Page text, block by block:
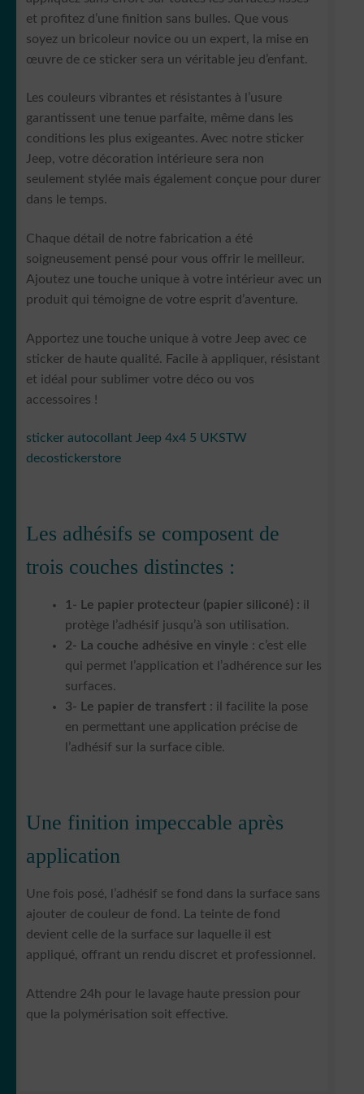
et profitez d’une finition sans bulles. Que vous
soyez un bricoleur novice ou un expert, la mise en
œuvre de ce sticker sera un véritable jeu d’enfant.
Les couleurs vibrantes et résistantes à l’usure
garantissent une tenue parfaite, même dans les
conditions les plus exigeantes. Avec notre sticker
Jeep, votre décoration intérieure sera non
seulement stylée mais également conçue pour durer
dans le temps.
Chaque détail de notre fabrication a été
soigneusement pensé pour vous offrir le meilleur.
Ajoutez une touche unique à votre intérieur avec un
produit qui témoigne de votre esprit d’aventure.
Apportez une touche unique à votre Jeep avec ce
sticker de haute qualité. Facile à appliquer, résistant
et idéal pour sublimer votre déco ou vos
accessoires !
sticker autocollant Jeep 4x4 5 UKSTW
decostickerstore
Les adhésifs se composent de
trois couches distinctes :
1- Le papier protecteur (papier siliconé) : il
protège l’adhésif jusqu’à son utilisation.
2- La couche adhésive en vinyle : c’est elle
qui permet l’application et l’adhérence sur les
surfaces.
3- Le papier de transfert : il facilite la pose
en permettant une application précise de
l’adhésif sur la surface cible.
Une finition impeccable après
application
Une fois posé, l’adhésif se fond dans la surface sans
ajouter de couleur de fond. La teinte de fond
devient celle de la surface sur laquelle il est
appliqué, offrant un rendu discret et professionnel.
Attendre 24h pour le lavage haute pression pour
que la polymérisation soit effective.